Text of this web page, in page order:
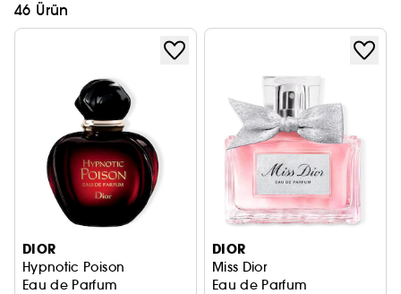
46 Ürün
DIOR
Hypnotic Poison
Eau de Parfum
DIOR
Miss Dior
Eau de Parfum